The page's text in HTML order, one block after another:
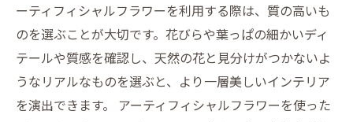
ーティフィシャルフラワーを利用する際は、質の高いも
のを選ぶことが大切です。花びらや葉っぱの細かいディ
テールや質感を確認し、天然の花と見分けがつかないよ
うなリアルなものを選ぶと、より一層美しいインテリア
を演出できます。 アーティフィシャルフラワーを使った